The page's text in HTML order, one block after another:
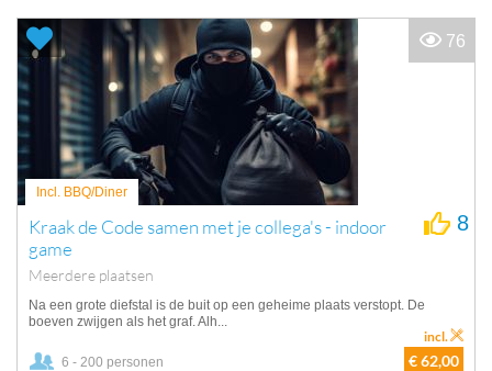
Incl. BBQ/Diner
Kraak de Code samen met je collega's - indoor
game
Meerdere plaatsen
8
Na een grote diefstal is de buit op een geheime plaats verstopt. De
boeven zwijgen als het graf. Alh...
6 - 200 personen € 62,00
incl.
76